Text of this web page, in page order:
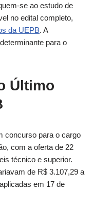
se ao estudo de
no edital completo,
da UEPB. A
para o
Último
concurso para o cargo
com a oferta de 22
técnico e superior.
de R$ 3.107,29 a
em 17 de